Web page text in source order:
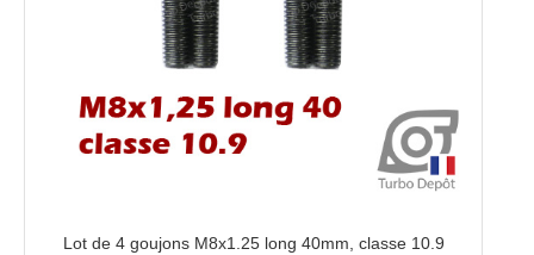
Lot de 4 goujons M8x1.25 long 40mm, classe 10.9